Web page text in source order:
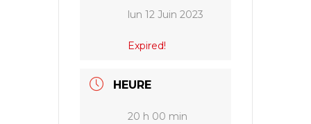
lun 12 Juin 2023
Expired!
HEURE
20 h 00 min